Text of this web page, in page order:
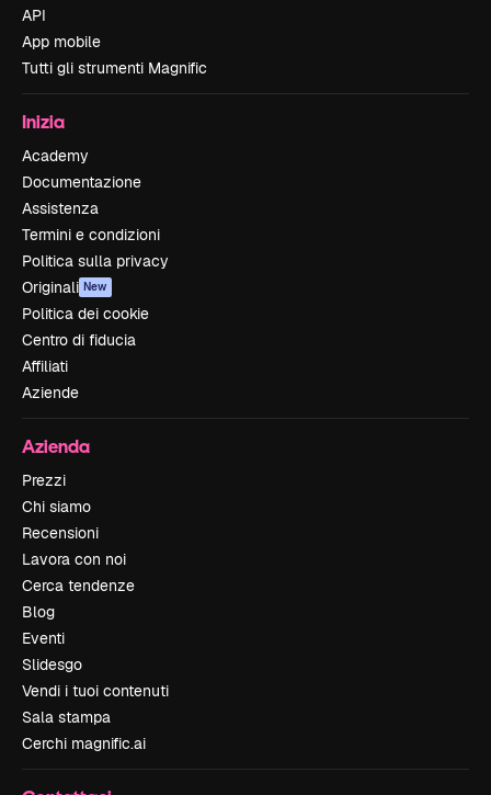
API
App mobile
Tutti gli strumenti Magnific
Inizia
Academy
Documentazione
Assistenza
Termini e condizioni
Politica sulla privacy
Originali New
Politica dei cookie
Centro di fiducia
Affiliati
Aziende
Azienda
Prezzi
Chi siamo
Recensioni
Lavora con noi
Cerca tendenze
Blog
Eventi
Slidesgo
Vendi i tuoi contenuti
Sala stampa
Cerchi magnific.ai